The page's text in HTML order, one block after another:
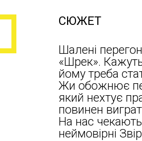
СЮЖЕТ
Шалені
«Шрек».
йому треба
Жи обожнює
який нехтує
повинен
На нас
неймовірні